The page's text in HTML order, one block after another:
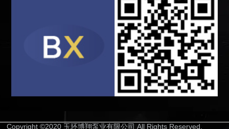
Copyright ©2020 玉环博翔泵业有限公司 All Rights Reserved.